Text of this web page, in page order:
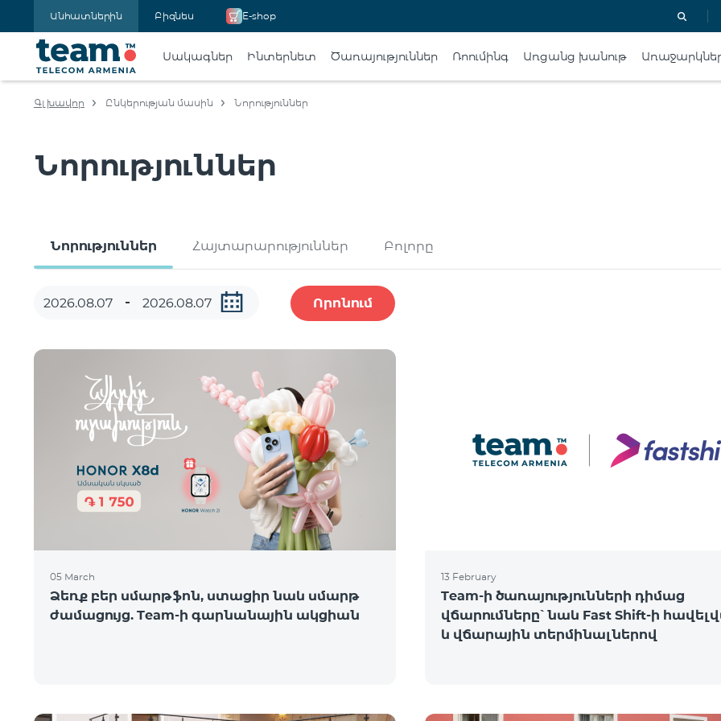
Անհատներին Բիզնես E-shop
Սակագներ Ինտերնետ Ծառայություններ Ռոումինգ Առցանց խանութ
Գլխավոր Ընկերության մասին Նորություններ
Նորություններ
Նորություններ Հայտարարություններ Բոլորը
Որոնում
05 March
Ձեռք բեր սմարթֆոն, ստացիր նաև սմարթ
ժամացույց. Team-ի գարնանային ակցիան
13 February
Team-ի ծառայությունների դիմաց
վճարումները՝ նաև Fast Shift-ի
և վճարային տերմինալներով